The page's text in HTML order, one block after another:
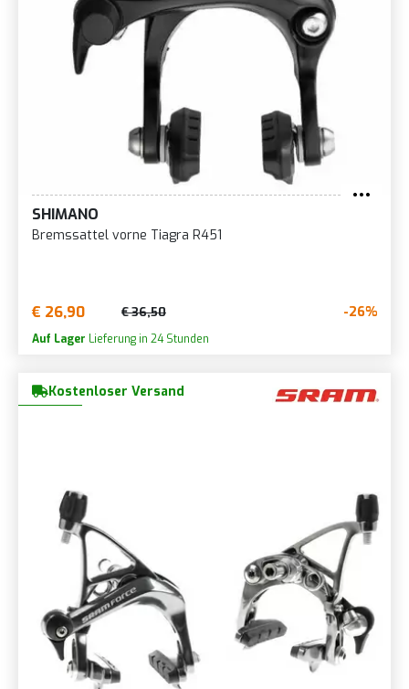
SHIMANO
Bremssattel vorne Tiagra R451
€ 26,90 € 36,50 -26%
Auf Lager Lieferung in 24 Stunden
Kostenloser Versand